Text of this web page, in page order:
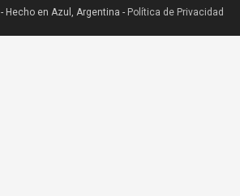
Hecho en Azul, Argentina - Política de Privacidad